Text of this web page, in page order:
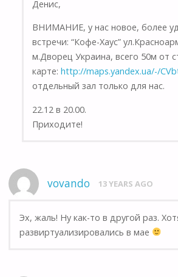
Денис,
ВНИМАНИЕ, у нас новое, более
встречи: “Кофе-Хаус”
м.Дворец Украина, всего 50м от
карте:http://maps.yandex.ua/-/
отдельный зал только для нас.
22.12 в 20.00.
Приходите!
vovando 13 YEARS AGO
Эх, жаль! Ну как-то в другой раз.
развиртуализировались в мае